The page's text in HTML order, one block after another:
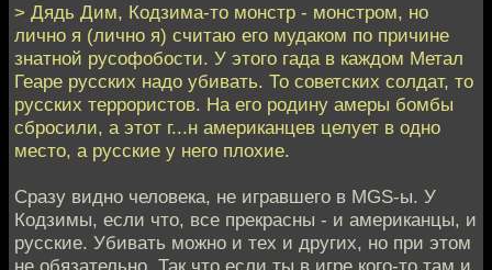
> Дядь Дим, Кодзима-то монстр - монстром, но
лично я (лично я) считаю его мудаком по причине
знатной русофобости. У этого гада в каждом Метал
Геаре русских надо убивать. То советских солдат, то
русских террористов. На его родину амеры бомбы
сбросили, а этот г...н американцев целует в одно
место, а русские у него плохие.
Сразу видно человека, не игравшего в MGS-ы. У
Кодзимы, если что, все прекрасны - и американцы, и
русские. Убивать можно и тех и других, но при этом